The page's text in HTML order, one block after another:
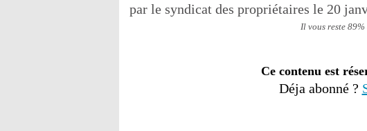
par le syndicat des propriétaires le 20
Il vous reste
Ce contenu est
Déja abonné ?